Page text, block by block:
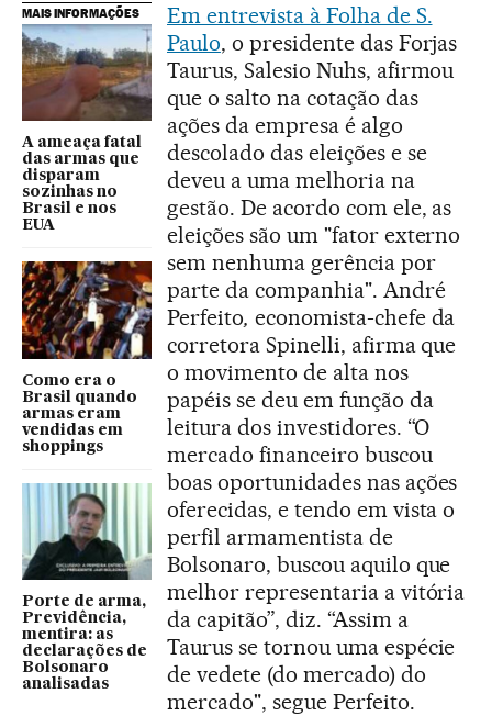
MAIS INFORMAÇÕES
A ameaça fatal
das armas que
disparam
sozinhas no
Brasil e nos
EUA
Como era o
Brasil quando
armas eram
vendidas em
shoppings
Porte de arma,
Previdência,
mentira: as
declarações de
Bolsonaro
analisadas
Em entrevista à Folha de S.
Paulo, o presidente das Forjas
Taurus, Salesio Nuhs, afirmou
que o salto na cotação das
ações da empresa é algo
descolado das eleições e se
deveu a uma melhoria na
gestão. De acordo com ele, as
eleições são um "fator externo
sem nenhuma gerência por
parte da companhia". André
Perfeito, economista-chefe da
corretora Spinelli, afirma que
o movimento de alta nos
papéis se deu em função da
leitura dos investidores. “O
mercado financeiro buscou
boas oportunidades nas ações
oferecidas, e tendo em vista o
perfil armamentista de
Bolsonaro, buscou aquilo que
melhor representaria a vitória
da capitão”, diz. “Assim a
Taurus se tornou uma espécie
de vedete (do mercado) do
mercado", segue Perfeito.